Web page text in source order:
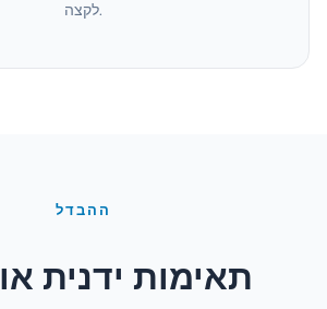
לקצה.
ההבדל
תאימות ידנית או